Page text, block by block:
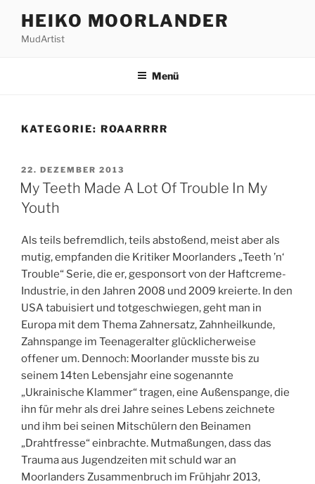
Inhalt
springen
HEIKO MOORLANDER
MudArtist
Menü
KATEGORIE: ROAARRRR
VERÖFFENTLICHT
AM
22. DEZEMBER 2013
My Teeth Made A Lot Of Trouble In My
Youth
Als teils befremdlich, teils abstoßend, meist aber als
mutig, empfanden die Kritiker Moorlanders „Teeth ’n‘
Trouble“ Serie, die er, gesponsort von der Haftcreme-
Industrie, in den Jahren 2008 und 2009 kreierte. In den
USA tabuisiert und totgeschwiegen, geht man in
Europa mit dem Thema Zahnersatz, Zahnheilkunde,
Zahnspange im Teenageralter glücklicherweise
offener um. Dennoch: Moorlander musste bis zu
seinem 14ten Lebensjahr eine sogenannte
„Ukrainische Klammer“ tragen, eine Außenspange, die
ihn für mehr als drei Jahre seines Lebens zeichnete
und ihm bei seinen Mitschülern den Beinamen
„Drahtfresse“ einbrachte. Mutmaßungen, dass das
Trauma aus Jugendzeiten mit schuld war an
Moorlanders Zusammenbruch im Frühjahr 2013,